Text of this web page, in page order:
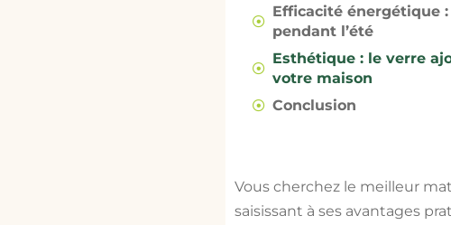
Efficacité énergétique
pendant l’été
Esthétique : le verre
votre maison
Conclusion
Vous cherchez le meilleur
saisissant à ses avantages